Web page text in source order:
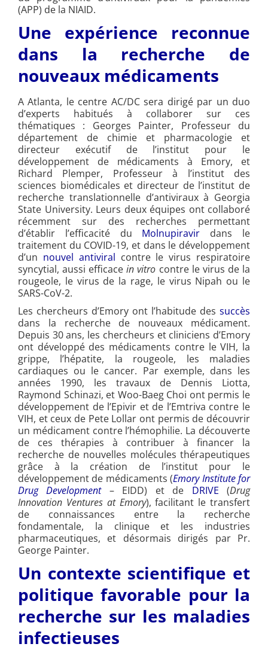
(APP) de la NIAID.
Une expérience reconnue
dans la recherche de
nouveaux médicaments
A Atlanta, le centre AC/DC sera dirigé par un duo
d’experts habitués à collaborer sur ces
thématiques : Georges Painter, Professeur du
département de chimie et pharmacologie et
directeur exécutif de l’institut pour le
développement de médicaments à Emory, et
Richard Plemper, Professeur à l’institut des
sciences biomédicales et directeur de l’institut de
recherche translationnelle d’antiviraux à Georgia
State University. Leurs deux équipes ont collaboré
récemment sur des recherches permettant
d’établir l’efficacité du Molnupiravir dans le
traitement du COVID-19, et dans le développement
d’un nouvel antiviral contre le virus respiratoire
syncytial, aussi efficacein vitro contre le virus de la
rougeole, le virus de la rage, le virus Nipah ou le
SARS-CoV-2.
Les chercheurs d’Emory ont l’habitude des succès
dans la recherche de nouveaux médicament.
Depuis 30 ans, les chercheurs et cliniciens d’Emory
ont développé des médicaments contre le VIH, la
grippe, l’hépatite, la rougeole, les maladies
cardiaques ou le cancer. Par exemple, dans les
années 1990, les travaux de Dennis Liotta,
Raymond Schinazi, et Woo-Baeg Choi ont permis le
développement de l’Epivir et de l’Emtriva contre le
VIH, et ceux de Pete Lollar ont permis de découvrir
un médicament contre l’hémophilie. La découverte
de ces thérapies à contribuer à financer la
recherche de nouvelles molécules thérapeutiques
grâce à la création de l’institut pour le
développement de médicaments (Emory Institute for
Drug Development– EIDD) et de DRIVE (Drug
Innovation Ventures at Emory), facilitant le transfert
de connaissances entre la recherche
fondamentale, la clinique et les industries
pharmaceutiques, et désormais dirigés par Pr.
George Painter.
Un contexte scientifique et
politique favorable pour la
recherche sur les maladies
infectieuses